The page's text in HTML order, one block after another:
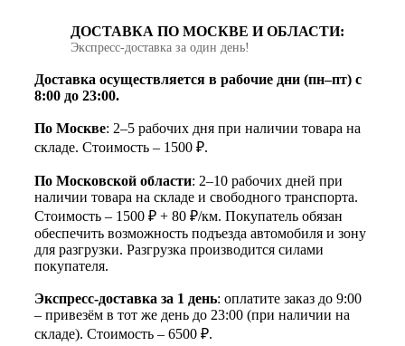
ДОСТАВКА ПО МОСКВЕ И ОБЛАСТИ:
Экспресс‑доставка за один день!
Доставка осуществляется в рабочие дни (пн–пт) с
8:00 до 23:00.
По Москве: 2–5 рабочих дня при наличии товара на
складе. Стоимость – 1500 ₽.
По Московской области: 2–10 рабочих дней при
наличии товара на складе и свободного транспорта.
Стоимость – 1500 ₽ + 80 ₽/км. Покупатель обязан
обеспечить возможность подъезда автомобиля и зону
для разгрузки. Разгрузка производится силами
покупателя.
Экспресс-доставка за 1 день: оплатите заказ до 9:00
– привезём в тот же день до 23:00 (при наличии на
складе). Стоимость – 6500 ₽.